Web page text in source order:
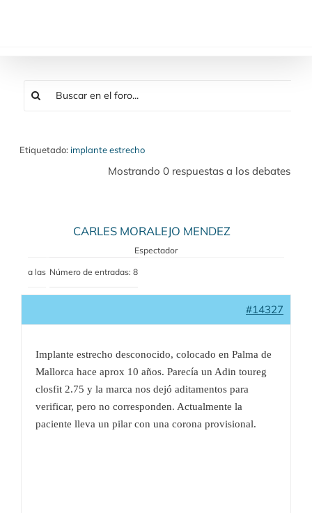
Etiquetado: implante estrecho
Mostrando 0 respuestas a los debates
CARLES MORALEJO MENDEZ
Espectador
a las Número de entradas: 8
#14327
Implante estrecho desconocido, colocado en Palma de
Mallorca hace aprox 10 años. Parecía un Adin toureg
closfit 2.75 y la marca nos dejó aditamentos para
verificar, pero no corresponden. Actualmente la
paciente lleva un pilar con una corona provisional.